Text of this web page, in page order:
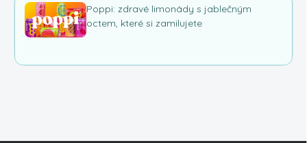
Poppi: zdravé limonády s jablečným
octem, které si zamilujete